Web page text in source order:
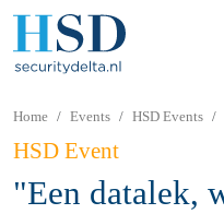
Home Events HSD Events
HSD Event
"Een datalek,